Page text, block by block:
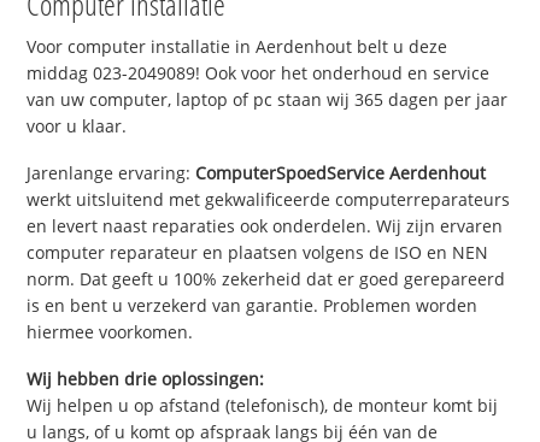
Voor computer installatie in Aerdenhout belt u deze
middag 023-2049089! Ook voor het onderhoud en service
van uw computer, laptop of pc staan wij 365 dagen per jaar
voor u klaar.
Jarenlange ervaring:ComputerSpoedService Aerdenhout
werkt uitsluitend met gekwalificeerde computerreparateurs
en levert naast reparaties ook onderdelen. Wij zijn ervaren
computer reparateur en plaatsen volgens de ISO en NEN
norm. Dat geeft u 100% zekerheid dat er goed gerepareerd
is en bent u verzekerd van garantie. Problemen worden
hiermee voorkomen.
Wij hebben drie oplossingen:
Wij helpen u op afstand (telefonisch), de monteur komt bij
u langs, of u komt op afspraak langs bij één van de